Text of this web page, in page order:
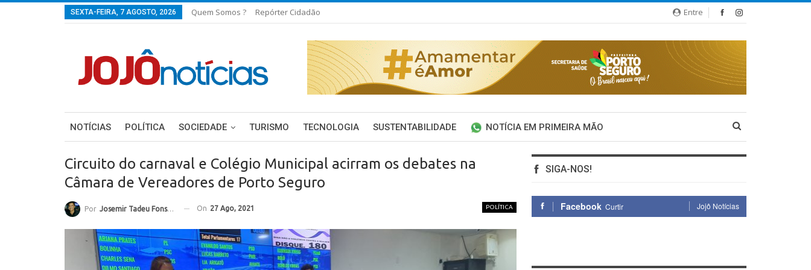
Entre
SEXTA-FEIRA, 7 AGOSTO, 2026 Quem Somos ? Repórter Cidadão
NOTÍCIAS POLÍTICA SOCIEDADE TURISMO TECNOLOGIA SUSTENTABILIDADE NOTÍCIA EM PRIMEIRA MÃO
Circuito do carnaval e Colégio Municipal acirram os debates na
Câmara de Vereadores de Porto Seguro
POLÍTICA
Por Josemir Tadeu Fonseca On 27 Ago, 2021
SIGA-NOS!
Facebook Curtir Jojô Notícias